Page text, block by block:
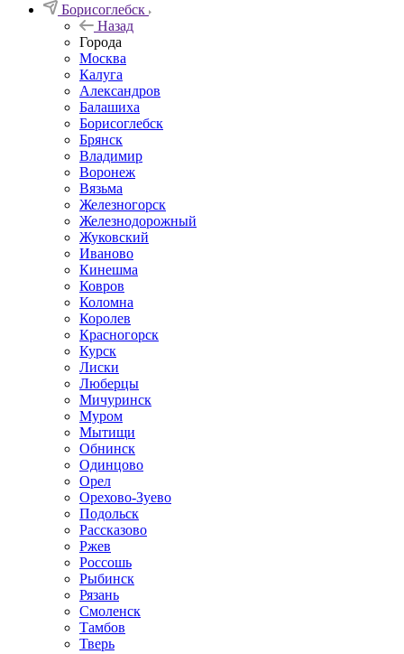
Борисоглебск
Назад
Города
Москва
Калуга
Александров
Балашиха
Борисоглебск
Брянск
Владимир
Воронеж
Вязьма
Железногорск
Железнодорожный
Жуковский
Иваново
Кинешма
Ковров
Коломна
Королев
Красногорск
Курск
Лиски
Люберцы
Мичуринск
Муром
Мытищи
Обнинск
Одинцово
Орел
Орехово-Зуево
Подольск
Рассказово
Ржев
Россошь
Рыбинск
Рязань
Смоленск
Тамбов
Тверь